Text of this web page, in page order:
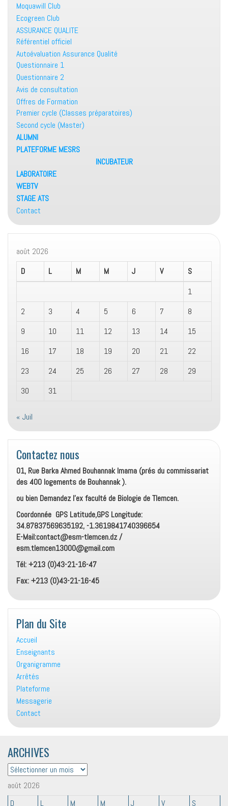
Moquawill Club
Ecogreen Club
ASSURANCE QUALITE
Référentiel officiel
Autoévaluation Assurance Qualité
Questionnaire 1
Questionnaire 2
Avis de consultation
Offres de Formation
Premier cycle (Classes préparatoires)
Second cycle (Master)
ALUMNI
PLATEFORME MESRS
INCUBATEUR
LABORATOIRE
WEBTV
STAGE ATS
Contact
août 2026
D
L M M J V
S
1
2
3 4 5 6 7
8
9
10 11 12 13 14
15
16
17 18 19 20 21
22
23
24 25 26 27 28
29
30
31
« Juil
Contactez nous
01, Rue Barka Ahmed Bouhannak Imama (prés du commissariat
des 400 logements de Bouhannak ).
ou bien Demandez l’ex faculté de Biologie de Tlemcen.
Coordonnée GPS Latitude,GPS Longitude:
34.87837569635192, -1.3619841740396654
E-Mail:contact@esm-tlemcen.dz /
esm.tlemcen13000@gmail.com
Tél: +213 (0)43-21-16-47
Fax: +213 (0)43-21-16-45
Plan du Site
Accueil
Enseignants
Organigramme
Arrêtés
Plateforme
Messagerie
Contact
ARCHIVES
ARCHIVES
août 2026
D
L M M J V S